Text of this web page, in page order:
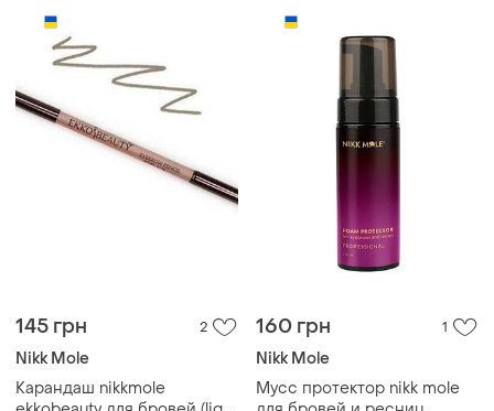
145 грн 2
Nikk Mole
Карандаш nikkmole
160 грн 1
Nikk Mole
Мусс протектор nikk mole